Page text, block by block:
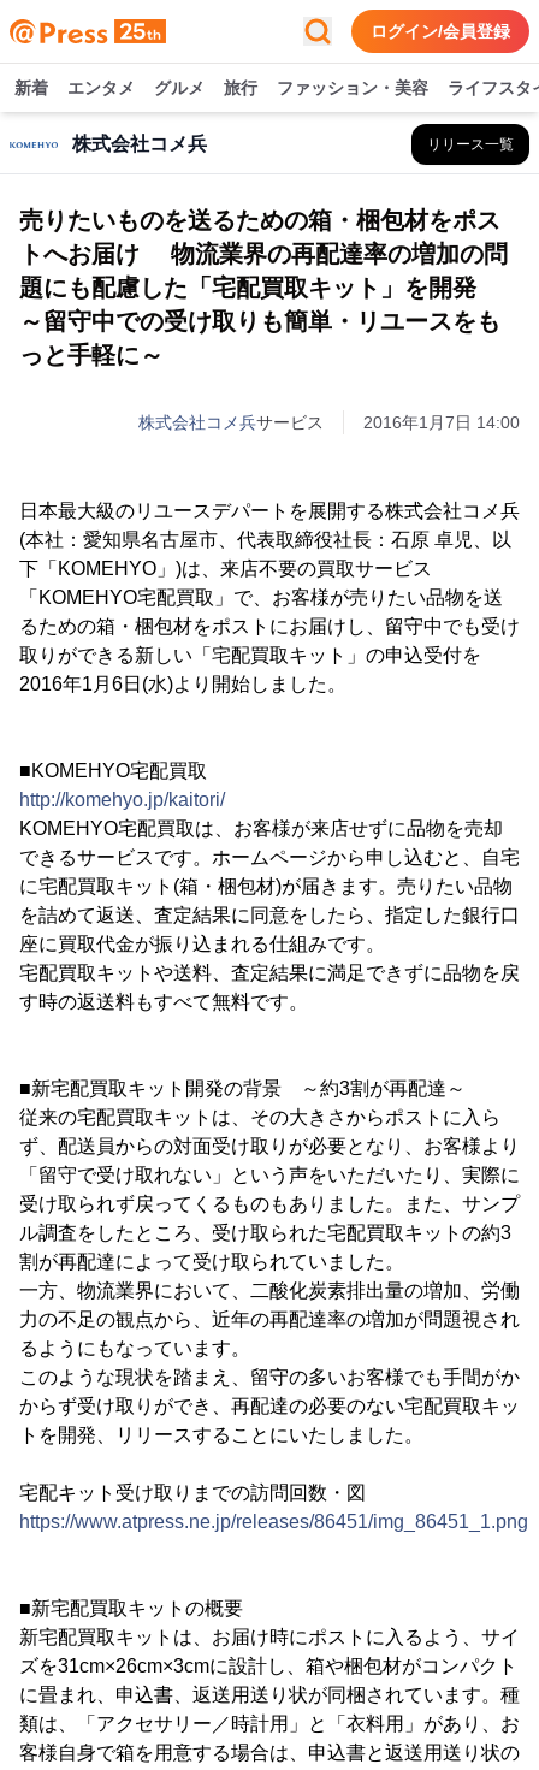
ログイン/会員登録
新着 エンタメ グルメ 旅行 ファッション・美容 ライフスタ
株式会社コメ兵 リリース一覧
売りたいものを送るための箱・梱包材をポス
トへお届け 物流業界の再配達率の増加の問
題にも配慮した「宅配買取キット」を開発
～留守中での受け取りも簡単・リユースをも
っと手軽に～
株式会社コメ兵サービス 2016年1月7日 14:00
日本最大級のリユースデパートを展開する株式会社コメ兵
(本社：愛知県名古屋市、代表取締役社長：石原 卓児、以
下「KOMEHYO」)は、来店不要の買取サービス
「KOMEHYO宅配買取」で、お客様が売りたい品物を送
るための箱・梱包材をポストにお届けし、留守中でも受け
取りができる新しい「宅配買取キット」の申込受付を
2016年1月6日(水)より開始しました。
■KOMEHYO宅配買取
http://komehyo.jp/kaitori/
KOMEHYO宅配買取は、お客様が来店せずに品物を売却
できるサービスです。ホームページから申し込むと、自宅
に宅配買取キット(箱・梱包材)が届きます。売りたい品物
を詰めて返送、査定結果に同意をしたら、指定した銀行口
座に買取代金が振り込まれる仕組みです。
宅配買取キットや送料、査定結果に満足できずに品物を戻
す時の返送料もすべて無料です。
■新宅配買取キット開発の背景 ～約3割が再配達～
従来の宅配買取キットは、その大きさからポストに入ら
ず、配送員からの対面受け取りが必要となり、お客様より
「留守で受け取れない」という声をいただいたり、実際に
受け取られず戻ってくるものもありました。また、サンプ
ル調査をしたところ、受け取られた宅配買取キットの約3
割が再配達によって受け取られていました。
一方、物流業界において、二酸化炭素排出量の増加、労働
力の不足の観点から、近年の再配達率の増加が問題視され
るようにもなっています。
このような現状を踏まえ、留守の多いお客様でも手間がか
からず受け取りができ、再配達の必要のない宅配買取キッ
トを開発、リリースすることにいたしました。
宅配キット受け取りまでの訪問回数・図
https://www.atpress.ne.jp/releases/86451/img_86451_1.png
■新宅配買取キットの概要
新宅配買取キットは、お届け時にポストに入るよう、サイ
ズを31cm×26cm×3cmに設計し、箱や梱包材がコンパクト
に畳まれ、申込書、返送用送り状が同梱されています。種
類は、「アクセサリー／時計用」と「衣料用」があり、お
客様自身で箱を用意する場合は、申込書と返送用送り状の